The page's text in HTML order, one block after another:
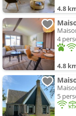
4.8
4
4.8
5